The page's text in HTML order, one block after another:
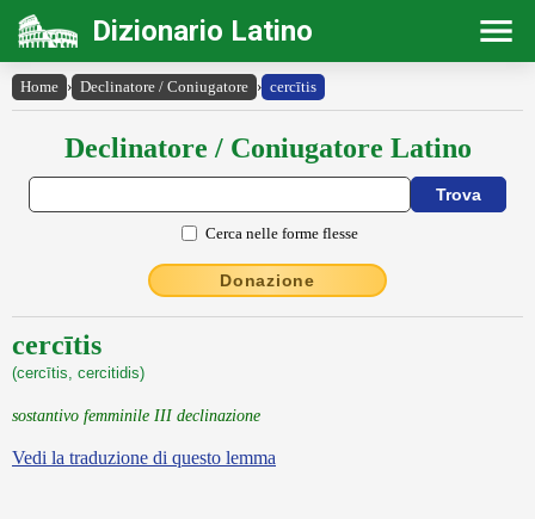
Dizionario Latino
Home › Declinatore / Coniugatore › cercītis
Declinatore / Coniugatore Latino
Cerca nelle forme flesse
Donazione
cercītis
(cercītis, cercitidis)
sostantivo femminile III declinazione
Vedi la traduzione di questo lemma